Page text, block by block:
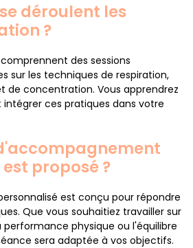
déroulent les
?
des sessions
sur les techniques de respiration,
de concentration. Vous apprendrez
ces pratiques dans votre
proposé ?
est conçu pour répondre
Que vous souhaitiez travailler sur
performance physique ou l'équilibre
sera adaptée à vos objectifs.